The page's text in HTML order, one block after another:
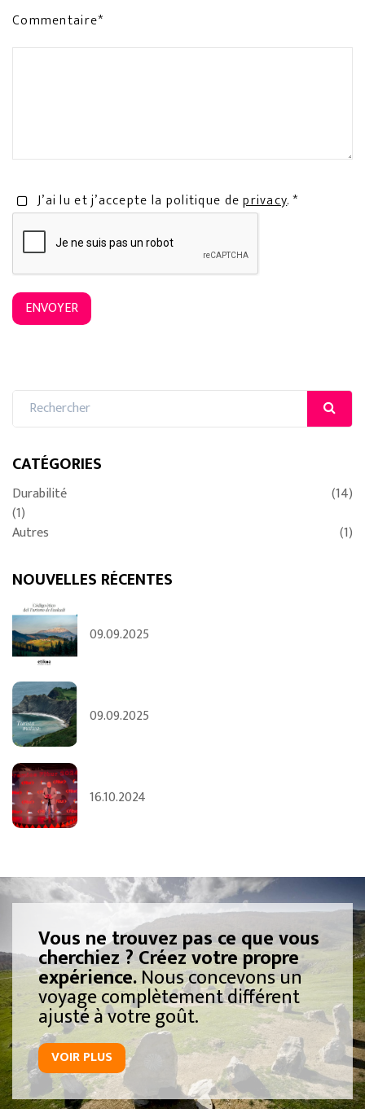
Commentaire*
J’ai lu et j’accepte la politique deprivacy. *
ENVOYER
CATÉGORIES
Durabilité
(14)
(1)
Autres
(1)
NOUVELLES RÉCENTES
09.09.2025
09.09.2025
16.10.2024
Vous ne trouvez pas ce que vous
cherchiez ? Créez votre propre
expérience.Nous concevons un
voyage complètement différent
ajusté à votre goût.
VOIR PLUS